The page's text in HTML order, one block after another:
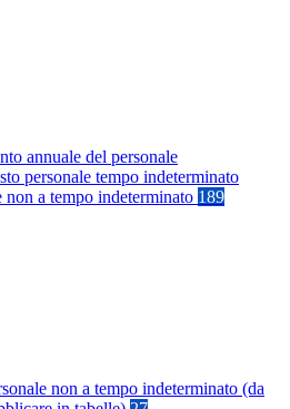
annuale del personale
personale tempo indeterminato
non a tempo indeterminato 189
non a tempo indeterminato (da